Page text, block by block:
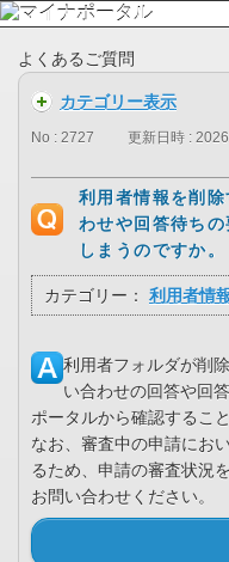
よくあるご質問
カテゴリー表示
No : 2727 更新日時 :
利用者情報を削
わせや回答待ち
しまうのですか。
カテゴリー： 利用者情
利用者フォルダが削
い合わせの回答や回
ポータルから確認するこ
なお、審査中の申請にお
るため、申請の審査状況
お問い合わせください。